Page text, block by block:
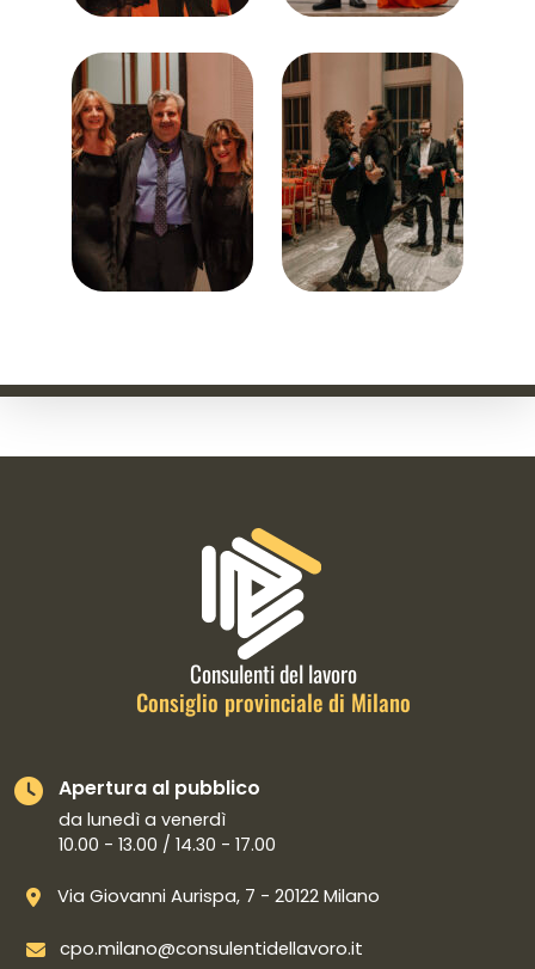
Informazioni di contatto e link
Consulenti del lavoro
Consiglio provinciale di Milano
Apertura al pubblico
da lunedì a venerdì
10.00 - 13.00 / 14.30 - 17.00
Via Giovanni Aurispa, 7 - 20122 Milano
cpo.milano@consulentidellavoro.it